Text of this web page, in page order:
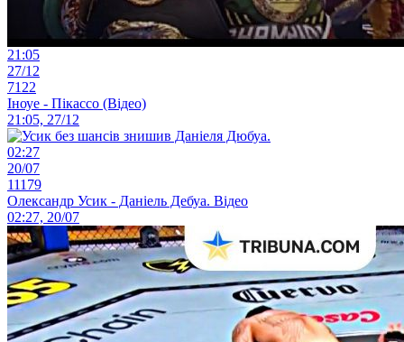
21:05
27/12
7122
Іноуе - Пікассо (Відео)
21:05, 27/12
02:27
20/07
11179
Олександр Усик - Даніель Дебуа. Відео
02:27, 20/07